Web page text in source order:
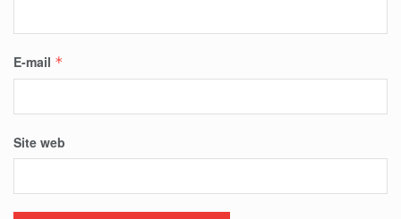
E-mail *
Site web